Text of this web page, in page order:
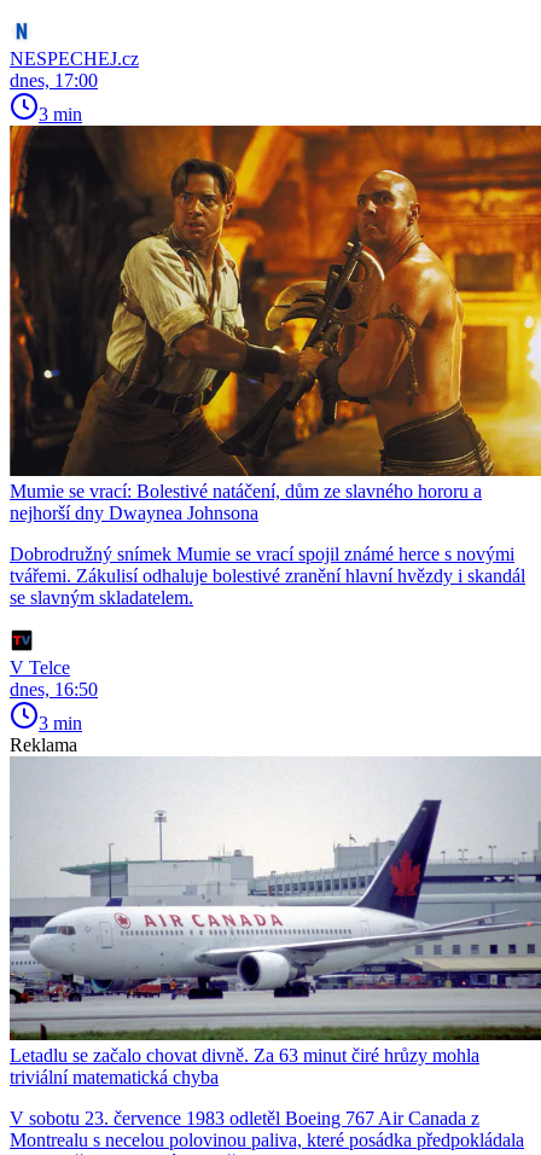
NESPECHEJ.cz
dnes, 17:00
3 min
Mumie se vrací: Bolestivé natáčení, dům ze slavného hororu a
nejhorší dny Dwaynea Johnsona
Dobrodružný snímek Mumie se vrací spojil známé herce s novými
tvářemi. Zákulisí odhaluje bolestivé zranění hlavní hvězdy i skandál
se slavným skladatelem.
V Telce
dnes, 16:50
3 min
Reklama
Letadlu se začalo chovat divně. Za 63 minut čiré hrůzy mohla
triviální matematická chyba
V sobotu 23. července 1983 odletěl Boeing 767 Air Canada z
Montrealu s necelou polovinou paliva, které posádka předpokládala